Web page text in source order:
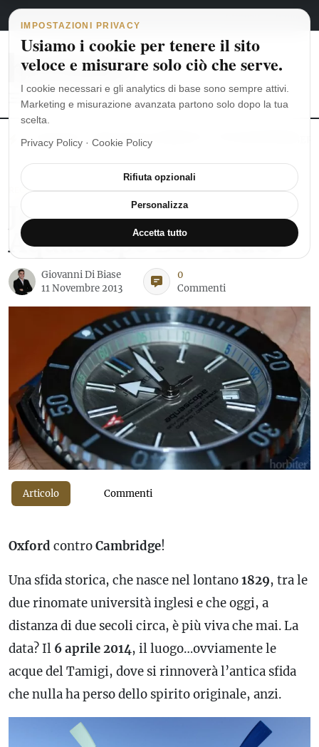
Vai al contenuto
Navigazione principale
6 agosto 2026 italiano
MoonSwatch: dalle origini al MISSION TO THE MOONPHASE
RECENSIONI OROLOGI
JeanRichard
Aquascope Boat Race
Giovanni Di Biase
11 Novembre 2013
0
Commenti
Articolo Commenti
Oxford controCambridge!
Una sfida storica, che nasce nel lontano1829, tra le
due rinomate università inglesi e che oggi, a
distanza di due secoli circa, è più viva che mai. La
data? Il 6 aprile 2014, il luogo…ovviamente le
acque del Tamigi, dove si rinnoverà l’antica sfida
che nulla ha perso dello spirito originale, anzi.
IMPOSTAZIONI PRIVACY
Usiamo i cookie per tenere il sito
veloce e misurare solo ciò che serve.
I cookie necessari e gli analytics di base sono sempre attivi.
Marketing e misurazione avanzata partono solo dopo la tua
scelta.
Privacy Policy · Cookie Policy
Rifiuta opzionali
Personalizza
Accetta tutto